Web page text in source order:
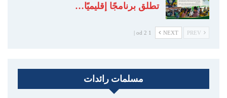
تطلق برنامجًا إقليميًا…
NEXT
1 od 2 |
مسلمات رائدات